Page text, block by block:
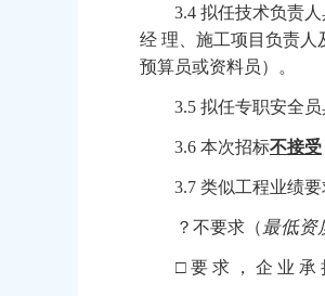
3.4 拟任技术负责
经 理、施工项目负责人
预算员或资料员）。
3.5 拟任专职安全
3.6 本次招标不接受
3.7 类似工程业绩要
？不要求（最低资
□ 要 求 ， 企 业 承